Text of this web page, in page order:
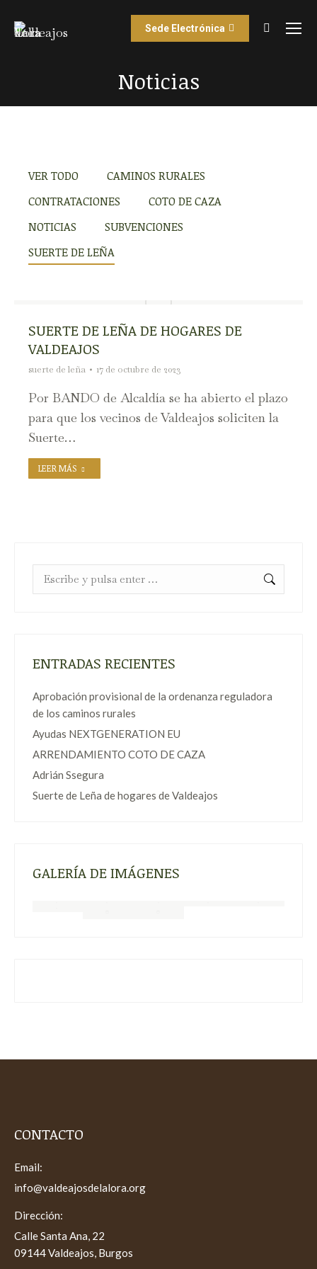
Sede Electrónica Buscar:
Noticias
Estás aquí:
VER TODO
CAMINOS RURALES
CONTRATACIONES
COTO DE CAZA
NOTICIAS
SUBVENCIONES
SUERTE DE LEÑA
SUERTE DE LEÑA DE HOGARES DE
VALDEAJOS
suerte de leña 17 de octubre de 2023
Por BANDO de Alcaldía se ha abierto el plazo
para que los vecinos de Valdeajos soliciten la
Suerte…
LEER MÁS
Buscar:
ENTRADAS RECIENTES
Aprobación provisional de la ordenanza reguladora
de los caminos rurales
Ayudas NEXTGENERATION EU
ARRENDAMIENTO COTO DE CAZA
Adrián Ssegura
Suerte de Leña de hogares de Valdeajos
GALERÍA DE IMÁGENES
CONTACTO
Email:
info@valdeajosdelalora.org
Dirección:
Calle Santa Ana, 22
09144 Valdeajos, Burgos